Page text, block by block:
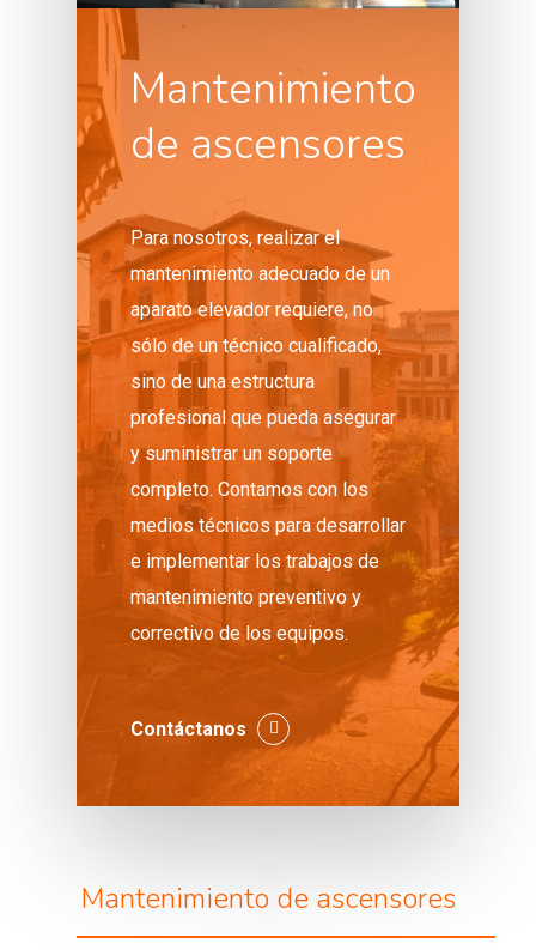
Mantenimiento
de ascensores
Para nosotros, realizar el
mantenimiento adecuado de un
aparato elevador requiere, no
sólo de un técnico cualificado,
sino de una estructura
profesional que pueda asegurar
y suministrar un soporte
completo. Contamos con los
medios técnicos para desarrollar
e implementar los trabajos de
mantenimiento preventivo y
correctivo de los equipos.
Contáctanos
Mantenimiento de ascensores